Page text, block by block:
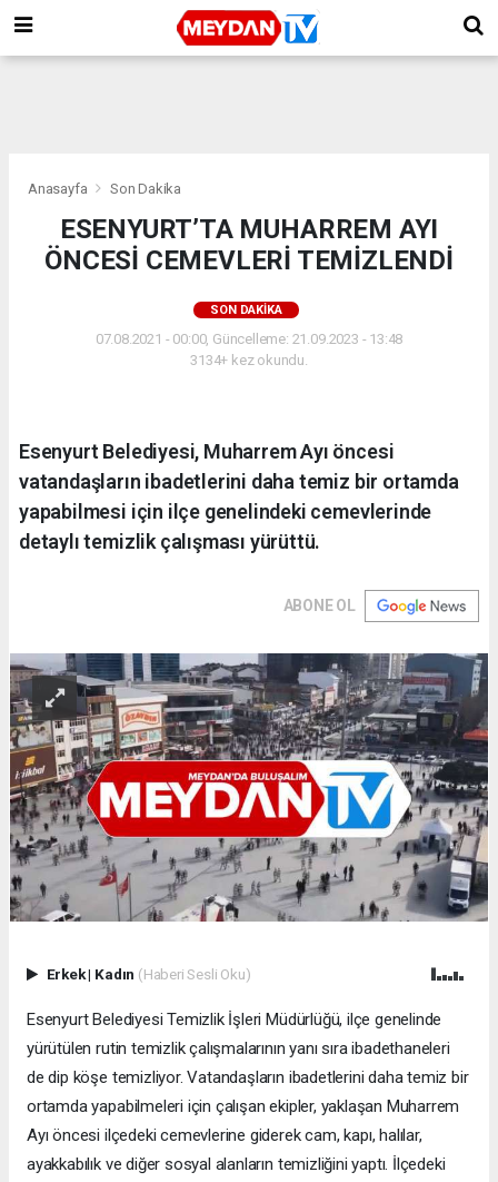
Anasayfa Son Dakika
ESENYURT’TA MUHARREM AYI
ÖNCESİ CEMEVLERİ TEMİZLENDİ
SON DAKIKA
07.08.2021 - 00:00, Güncelleme: 21.09.2023 - 13:48
3134+ kez okundu.
Esenyurt Belediyesi, Muharrem Ayı öncesi
vatandaşların ibadetlerini daha temiz bir ortamda
yapabilmesi için ilçe genelindeki cemevlerinde
detaylı temizlik çalışması yürüttü.
ABONE OL
Erkek| Kadın (Haberi Sesli Oku)
Esenyurt Belediyesi Temizlik İşleri Müdürlüğü, ilçe genelinde
yürütülen rutin temizlik çalışmalarının yanı sıra ibadethaneleri
de dip köşe temizliyor. Vatandaşların ibadetlerini daha temiz bir
ortamda yapabilmeleri için çalışan ekipler, yaklaşan Muharrem
Ayı öncesi ilçedeki cemevlerine giderek cam, kapı, halılar,
ayakkabılık ve diğer sosyal alanların temizliğini yaptı. İlçedeki